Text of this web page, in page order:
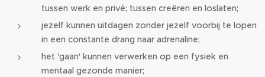
tussen werk en privé; tussen creëren en loslaten;
jezelf kunnen uitdagen zonder jezelf voorbij te lopen
in een constante drang naar adrenaline;
het 'gaan' kunnen verwerken op een fysiek en
mentaal gezonde manier;